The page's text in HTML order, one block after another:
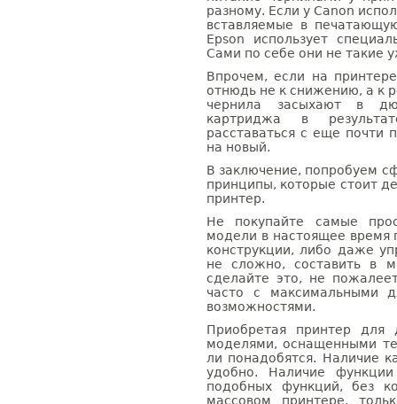
разному. Если у Canon
вставляемые в
Epson использует
Сами по себе они не такие
Впрочем, если на
отнюдь не к снижению, а к
чернила засыхают в
картриджа в
расставаться с еще почти
на новый.
В заключение, попробуем
принципы, которые стоит
принтер.
Не покупайте самые
модели в настоящее время
конструкции, либо даже
не сложно, составить в
сделайте это, не
часто с максимальными
возможностями.
Приобретая принтер для
моделями, оснащенными
ли понадобятся. Наличие
удобно. Наличие
подобных функций, без
массовом принтере,